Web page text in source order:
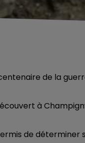
de la
à
de déterminer